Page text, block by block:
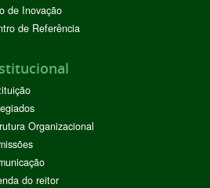
de Inovação
de Referência
Organizacional
do reitor